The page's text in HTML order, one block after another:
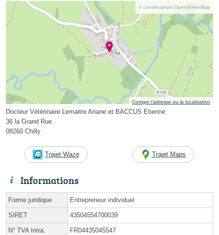
© contributeurs OpenStreetMap
Corriger l’adresse ou la localisation
Docteur Vétérinaire Lemaitre Ariane et BACCUS Etienne
36 la Grand Rue
08260 Chilly
Trajet Waze Trajet Maps
Informations
Forme juridique Entrepreneur individuel
SIRET 43504554700039
N° TVA Intra. FR04435045547